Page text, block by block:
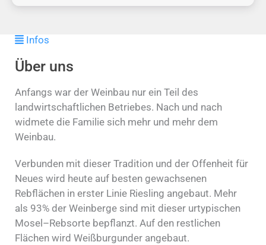
Infos
Über uns
Anfangs war der Weinbau nur ein Teil des
landwirtschaftlichen Betriebes. Nach und nach
widmete die Familie sich mehr und mehr dem
Weinbau.
Verbunden mit dieser Tradition und der Offenheit für
Neues wird heute auf besten gewachsenen
Rebflächen in erster Linie Riesling angebaut. Mehr
als 93% der Weinberge sind mit dieser urtypischen
Mosel–Rebsorte bepflanzt. Auf den restlichen
Flächen wird Weißburgunder angebaut.